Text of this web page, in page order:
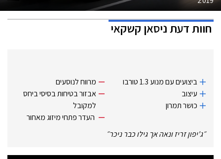
חוות דעתניסאן קשקאי
ביצועים עם מנוע 1.3 טורבו
עיצוב
כושר תמרון
מרווח לנוסעים
אבזור בטיחות בסיסי ביחס
למקובל
העדר פתחי מיזוג מאחור
״ג'יפון זריז ונאה אך גילו כבר ניכר״